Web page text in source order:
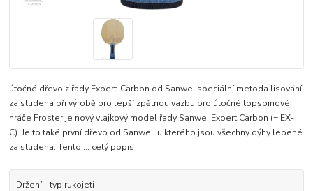
útočné dřevo z řady Expert-Carbon od Sanwei speciální metoda lisování
za studena při výrobě pro lepší zpětnou vazbu pro útočné topspinové
hráče Froster je nový vlajkový model řady Sanwei Expert Carbon (= EX-
C). Je to také první dřevo od Sanwei, u kterého jsou všechny dýhy lepené
za studena. Tento ... celý popis
Držení - typ rukojeti